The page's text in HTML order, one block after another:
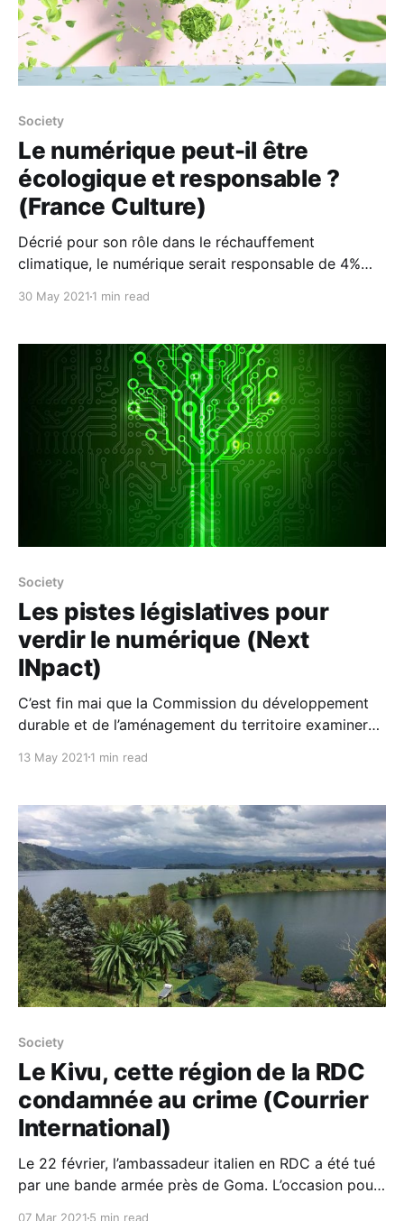
Society
Le numérique peut-il être
écologique et responsable ?
(France Culture)
Décrié pour son rôle dans le réchauffement
climatique, le numérique serait responsable de 4%
afficher un taux de 8% d'ici 2025. Or, force est de
comme il le fut
30 May 2021 1 min read
Society
Les pistes législatives pour
verdir le numérique (Next
INpact)
C’est fin mai que la Commission du développement
durable et de l’aménagement du territoire examinera
Ses rapporteurs sont, au fond, Vincent Thiébaut, et
destinées à verdir le numérique en France, déjà
13 May 2021 1 min read
Society
Le Kivu, cette région de la RDC
condamnée au crime (Courrier
International)
Le 22 février, l’ambassadeur italien en RDC a été tué
par une bande armée près de Goma. L’occasion pour
07 Mar 2021 5 min read